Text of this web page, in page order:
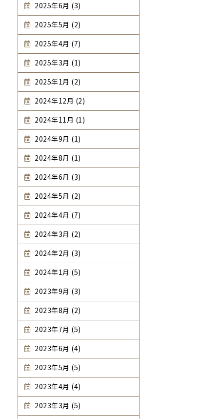
2025年6月 (3)
2025年5月 (2)
2025年4月 (7)
2025年3月 (1)
2025年1月 (2)
2024年12月 (2)
2024年11月 (1)
2024年9月 (1)
2024年8月 (1)
2024年6月 (3)
2024年5月 (2)
2024年4月 (7)
2024年3月 (2)
2024年2月 (3)
2024年1月 (5)
2023年9月 (3)
2023年8月 (2)
2023年7月 (5)
2023年6月 (4)
2023年5月 (5)
2023年4月 (4)
2023年3月 (5)